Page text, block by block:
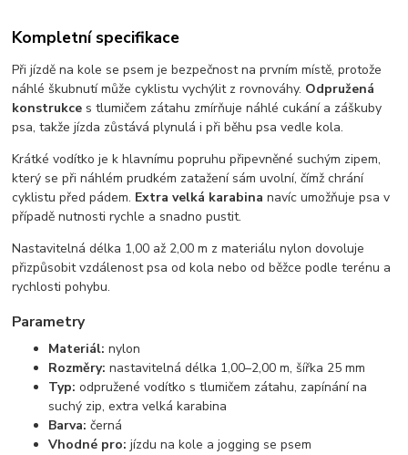
Kompletní specifikace
Při jízdě na kole se psem je bezpečnost na prvním místě, protože
náhlé škubnutí může cyklistu vychýlit z rovnováhy. Odpružená
konstrukce s tlumičem zátahu zmírňuje náhlé cukání a záškuby
psa, takže jízda zůstává plynulá i při běhu psa vedle kola.
Krátké vodítko je k hlavnímu popruhu připevněné suchým zipem,
který se při náhlém prudkém zatažení sám uvolní, čímž chrání
cyklistu před pádem. Extra velká karabina navíc umožňuje psa v
případě nutnosti rychle a snadno pustit.
Nastavitelná délka 1,00 až 2,00 m z materiálu nylon dovoluje
přizpůsobit vzdálenost psa od kola nebo od běžce podle terénu a
rychlosti pohybu.
Parametry
Materiál: nylon
Rozměry: nastavitelná délka 1,00–2,00 m, šířka 25 mm
Typ: odpružené vodítko s tlumičem zátahu, zapínání na
suchý zip, extra velká karabina
Barva: černá
Vhodné pro: jízdu na kole a jogging se psem